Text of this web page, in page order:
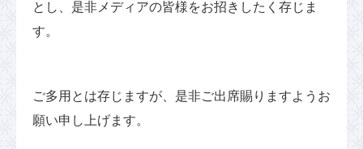
とし、是非メディアの皆様をお招きしたく存じま
す。
ご多用とは存じますが、是非ご出席賜りますようお
願い申し上げます。